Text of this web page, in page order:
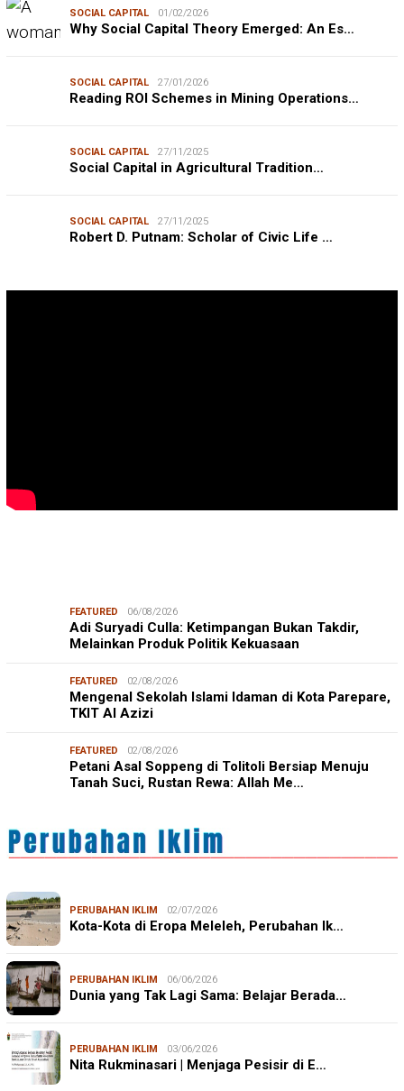
SOCIAL CAPITAL 01/02/2026
Why Social Capital Theory Emerged: An Es…
SOCIAL CAPITAL 27/01/2026
Reading ROI Schemes in Mining Operations…
SOCIAL CAPITAL 27/11/2025
Social Capital in Agricultural Tradition…
SOCIAL CAPITAL 27/11/2025
Robert D. Putnam: Scholar of Civic Life …
FEATURED 06/08/2026
Adi Suryadi Culla: Ketimpangan Bukan Takdir,
Melainkan Produk Politik Kekuasaan
FEATURED 02/08/2026
Mengenal Sekolah Islami Idaman di Kota Parepare,
TKIT Al Azizi
FEATURED 02/08/2026
Petani Asal Soppeng di Tolitoli Bersiap Menuju
Tanah Suci, Rustan Rewa: Allah Me…
PERUBAHAN IKLIM 02/07/2026
Kota-Kota di Eropa Meleleh, Perubahan Ik…
PERUBAHAN IKLIM 06/06/2026
Dunia yang Tak Lagi Sama: Belajar Berada…
PERUBAHAN IKLIM 03/06/2026
Nita Rukminasari | Menjaga Pesisir di E…